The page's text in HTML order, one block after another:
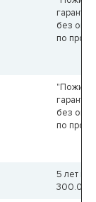
без
по
без
по
5 лет или